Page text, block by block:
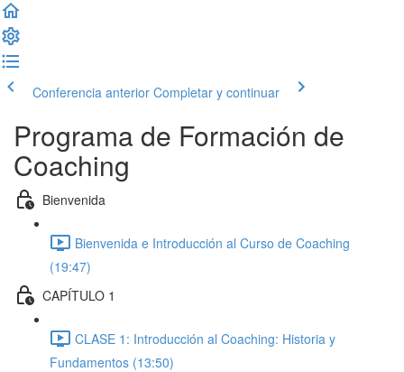
Conferencia anterior Completar y continuar
Programa de Formación de
Coaching
Bienvenida
Bienvenida e Introducción al Curso de Coaching
(19:47)
CAPÍTULO 1
CLASE 1: Introducción al Coaching: Historia y
Fundamentos (13:50)